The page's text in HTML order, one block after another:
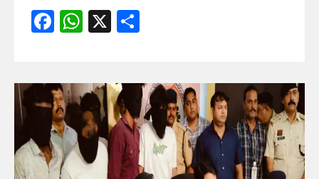
Facebook
WhatsApp
X